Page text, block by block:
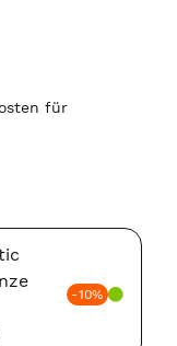
für
-10%